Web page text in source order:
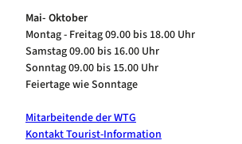
Mai- Oktober
Montag - Freitag 09.00 bis 18.00 Uhr
Samstag 09.00 bis 16.00 Uhr
Sonntag 09.00 bis 15.00 Uhr
Feiertage wie Sonntage
Mitarbeitende der WTG
Kontakt Tourist-Information